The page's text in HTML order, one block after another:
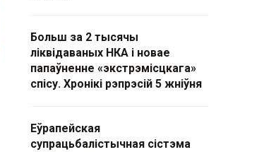
Больш за 2 тысячы
ліквідаваных НКА і новае
папаўненне «экстрэмісцкага»
спісу. Хронікі рэпрэсій 5 жніўня
Еўрапейская
супрацьбалістычная сістэма